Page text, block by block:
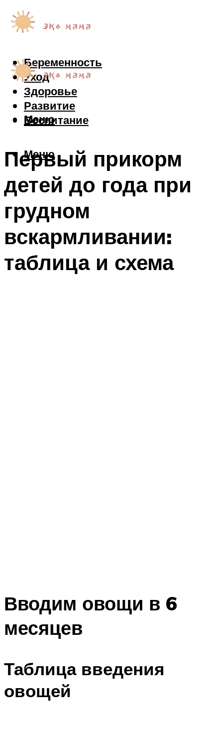
Беременность
Уход
Здоровье
Развитие
Воспитание
Меню
Меню
Первый прикорм
детей до года при
грудном
вскармливании:
таблица и схема
Вводим овощи в 6
месяцев
Таблица введения
овощей